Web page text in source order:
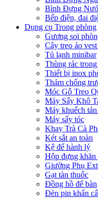
Bình Đựng
Bếp điện, đai
Dụng cụ Trong phòng
Gương soi
Cây treo áo
Tủ lạnh minibar
Thùng rác
Thiết bị inox
Thảm chống
Móc Gỗ Treo
Máy Sấy Khô
Máy khuếch
Máy sấy tóc
Khay Trà Cà
Két sắt an toàn
Kệ để hành lý
Hộp đựng khăn
Giường Phụ
Gạt tàn thuốc
Đồng hồ để bàn
Đèn pin khẩn